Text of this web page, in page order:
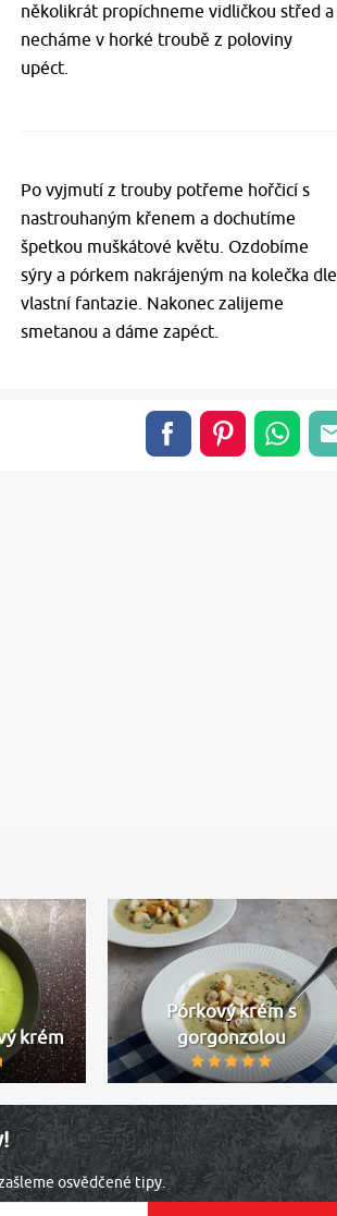
několikrát propíchneme vidličkou střed a
necháme v horké troubě z poloviny
upéct.
Po vyjmutí z trouby potřeme hořčicí s
nastrouhaným křenem a dochutíme
špetkou muškátové květu. Ozdobíme
sýry a pórkem nakrájeným na kolečka dle
vlastní fantazie. Nakonec zalijeme
smetanou a dáme zapéct.
krém
Pórkový krém s
gorgonzolou
osvědčené tipy.